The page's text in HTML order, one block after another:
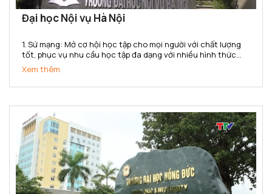
Đại học Nội vụ Hà Nội
1. Sứ mạng: Mở cơ hội học tập cho mọi người với chất lượng
tốt, phục vụ nhu cầu học tập đa dạng với nhiều hình thức
đào tạo, đa ngành, đa cấp độ, đáp ứng yêu cầu nguồn nhân
lực của ngành nội vụ và cho xã hội trong công...
Xem thêm